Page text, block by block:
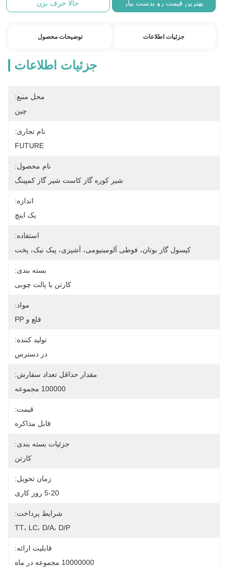
بهترین قیمت رو بدست بیار حالا حرف بزن
جزئیات اطلاعات توضیحات محصول
جزئیات اطلاعات
محل منبع:
چین
نام تجاری:
FUTURE
نام محصول:
شیر کوره گاز کاست شیر ​​گاز کمپینگ
اندازه:
یک اینچ
استفاده:
کپسول گاز بوتان، قوطی آلومینیومی، آشپزی، پیک نیک، پخت
بسته بندی:
کارتن یا پالت چوبی
مواد:
قلع و PP
تولید کننده:
در دسترس
مقدار حداقل تعداد سفارش:
100000 مجموعه
قیمت:
قابل مذاکره
جزئیات بسته بندی:
کارتن
زمان تحویل:
5-20 روز کاری
شرایط پرداخت:
TT، LC، D/A، D/P
قابلیت ارائه:
10000000 مجموعه در ماه